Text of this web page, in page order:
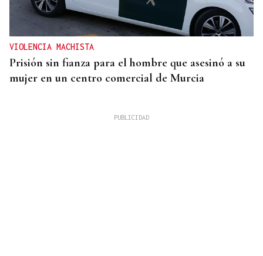
VIOLENCIA MACHISTA
Prisión sin fianza para el hombre que asesinó a su
mujer en un centro comercial de Murcia